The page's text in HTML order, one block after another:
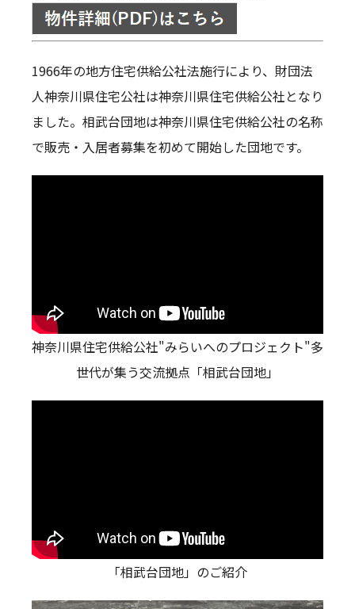
1966年の地方住宅供給公社法施行により、財団法
人神奈川県住宅公社は神奈川県住宅供給公社となり
ました。相武台団地は神奈川県住宅供給公社の名称
で販売・入居者募集を初めて開始した団地です。
神奈川県住宅供給公社"みらいへのプロジェクト"多
世代が集う交流拠点「相武台団地」
「相武台団地」のご紹介